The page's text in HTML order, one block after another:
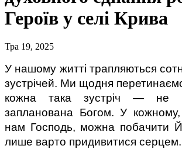
Героїв у селі Крива
Тра 19, 2025
У нашому житті трапляються
зустрічей. Ми щодня
кожна така зустріч — не
запланована Богом. У
нам Господь, можна побачити
лише варто придивитися серцем.